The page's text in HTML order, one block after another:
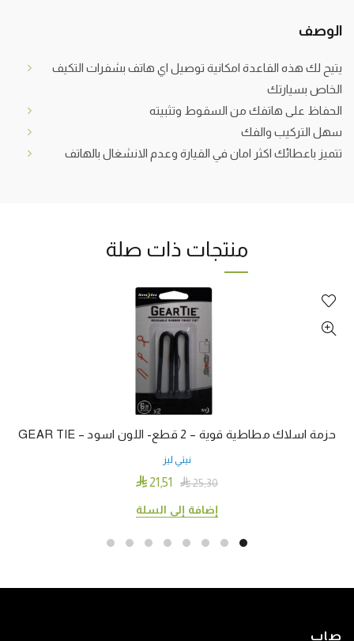
الوصف
يتيح لك هذه القاعدة امكانية توصيل اي هاتف بشفرات التكيف
الخاص بسيارتك
الحفاظ على هاتفك من السقوط وتثبيته
سهل التركيب والفك
تتميز باعطائك اكثر امان في القيارة وعدم الانشغال بالهاتف
منتجات ذات صلة
حزمة اسلاك مطاطية قوية – 2 قطع- اللون اسود – GEAR TIE
نيتي ليز

25٫30  21٫51
إضافة إلى السلة
صاب